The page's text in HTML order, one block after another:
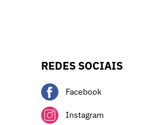
REDES SOCIAIS
Facebook
Instagram